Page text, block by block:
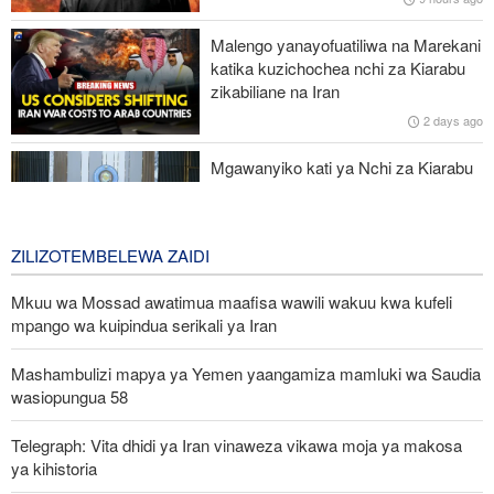
kuanza mlipuko huo huko Kongo
Ansarullah: Baraza la Usalama la UN limepoteza hadhi;
maazimio yake hayana thamani
Russia yashambulia eneo la kutengeneza makombora na ghala
la mafuta la Ukraine huko Kyiv
Malengo yanayofuatiliwa na Marekani
katika kuzichochea nchi za Kiarabu
zikabiliane na Iran
2 days ago
Mgawanyiko kati ya Nchi za Kiarabu
ZILIZOTEMBELEWA ZAIDI
Mkuu wa Mossad awatimua maafisa wawili wakuu kwa kufeli
mpango wa kuipindua serikali ya Iran
Mashambulizi mapya ya Yemen yaangamiza mamluki wa Saudia
wasiopungua 58
Telegraph: Vita dhidi ya Iran vinaweza vikawa moja ya makosa
ya kihistoria